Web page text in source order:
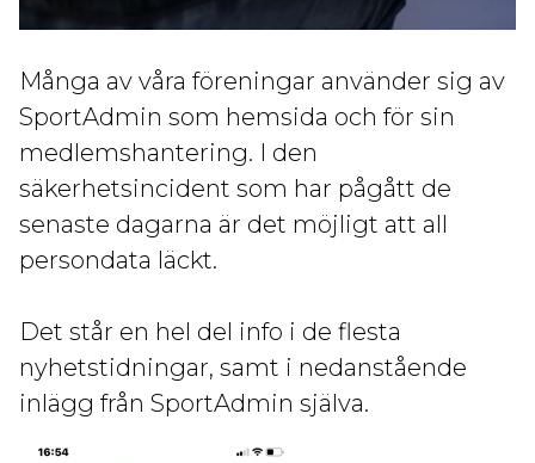
Många av våra föreningar använder sig av
SportAdmin som hemsida och för sin
medlemshantering. I den
säkerhetsincident som har pågått de
senaste dagarna är det möjligt att all
persondata läckt.
Det står en hel del info i de flesta
nyhetstidningar, samt i nedanstående
inlägg från SportAdmin själva.